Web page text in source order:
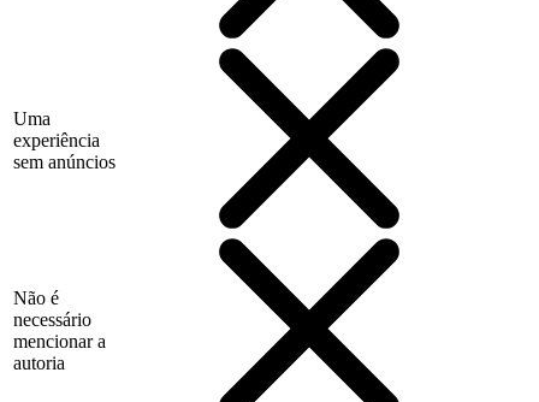
Uma
experiência
sem anúncios
Não é
necessário
mencionar a
autoria